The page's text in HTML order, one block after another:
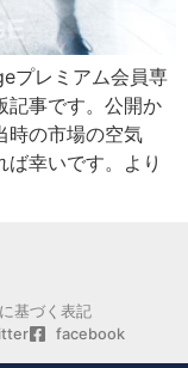
プレミアム会員専
記事です。公開か
時の市場の空気
幸いです。より
基づく表記
facebook